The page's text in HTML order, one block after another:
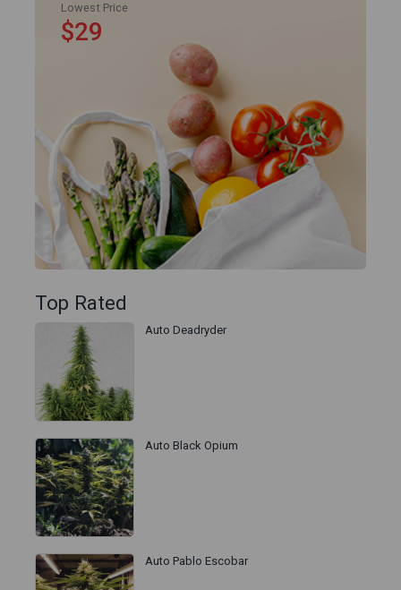
Lowest Price
$29
Top Rated
Auto Deadryder
Auto Black Opium
Auto Pablo Escobar